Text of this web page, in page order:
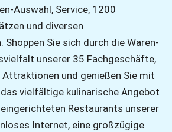
Auswahl, Service, 1200
und diversen
Sie sich durch die Waren-
unserer 35 Fachgeschäfte,
Attraktionen und genießen Sie mit
vielfältige kulinarische Angebot
Restaurants unserer
Internet, eine großzügige